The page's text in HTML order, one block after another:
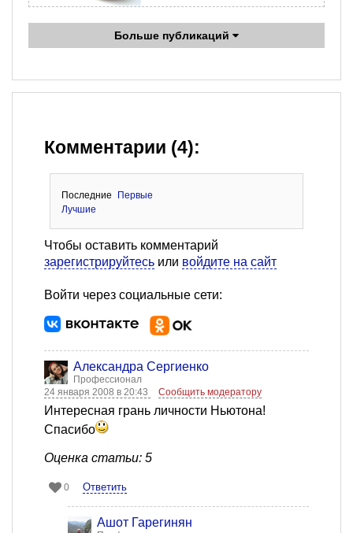
Больше публикаций
Комментарии (4):
Последние
Первые
Лучшие
Чтобы оставить комментарий
зарегистрируйтесь или войдите на сайт
Войти через социальные сети:
Александра Сергиенко
Профессионал
24 января 2008 в 20:43
Сообщить модератору
Интересная грань личности Ньютона!
Спасибо
Оценка статьи: 5
0 Ответить
Ашот Гарегинян